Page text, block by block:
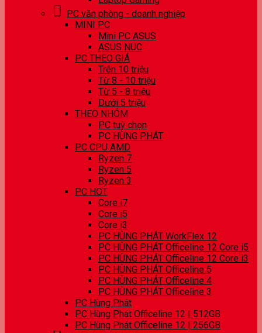
PC văn phòng - doanh nghiệp
MINI PC
Mini PC ASUS
ASUS NUC
PC THEO GIÁ
Trên 10 triệu
Từ 8 - 10 triệu
Từ 5 - 8 triệu
Dưới 5 triệu
THEO NHÓM
PC tuỳ chọn
PC HÙNG PHÁT
PC CPU AMD
Ryzen 7
Ryzen 5
Ryzen 3
PC HOT
Core i7
Core i5
Core i3
PC HÙNG PHÁT WorkFlex 12
PC HÙNG PHÁT Officeline 12 Core i5
PC HÙNG PHÁT Officeline 12 Core i3
PC HÙNG PHÁT Officeline 5
PC HÙNG PHÁT Officeline 4
PC HÙNG PHÁT Officeline 3
PC Hùng Phát
PC Hùng Phát Officeline 12 | 512GB
PC Hùng Phát Officeline 12 | 256GB